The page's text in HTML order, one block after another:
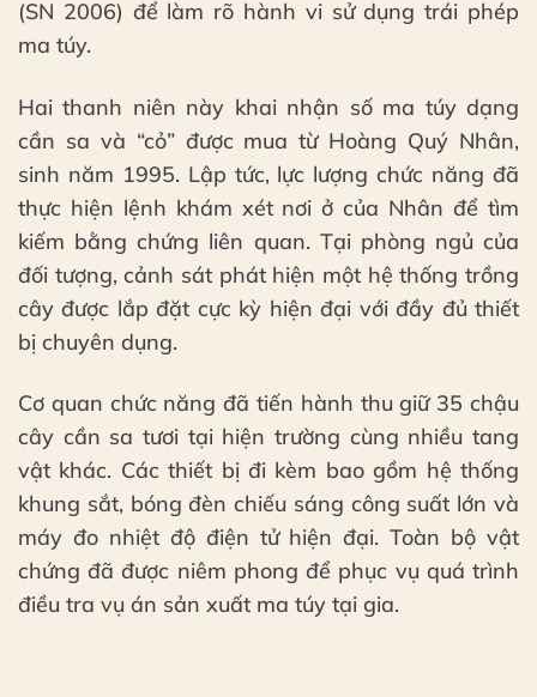
(SN 2006) để làm rõ hành vi sử dụng trái phép
ma túy.
Hai thanh niên này khai nhận số ma túy dạng
cần sa và “cỏ” được mua từ Hoàng Quý Nhân,
sinh năm 1995. Lập tức, lực lượng chức năng đã
thực hiện lệnh khám xét nơi ở của Nhân để tìm
kiếm bằng chứng liên quan. Tại phòng ngủ của
đối tượng, cảnh sát phát hiện một hệ thống trồng
cây được lắp đặt cực kỳ hiện đại với đầy đủ thiết
bị chuyên dụng.
Cơ quan chức năng đã tiến hành thu giữ 35 chậu
cây cần sa tươi tại hiện trường cùng nhiều tang
vật khác. Các thiết bị đi kèm bao gồm hệ thống
khung sắt, bóng đèn chiếu sáng công suất lớn và
máy đo nhiệt độ điện tử hiện đại. Toàn bộ vật
chứng đã được niêm phong để phục vụ quá trình
điều tra vụ án sản xuất ma túy tại gia.